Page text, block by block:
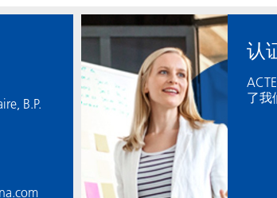
B.P.
认
了我